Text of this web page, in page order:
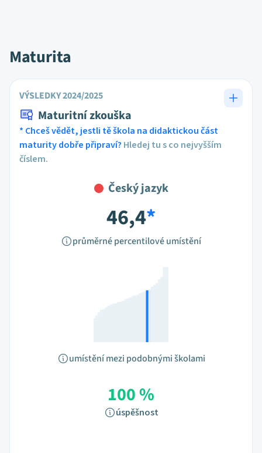
Maturita
VÝSLEDKY 2024/2025
Maturitní zkouška
* Chceš vědět, jestli tě škola na didaktickou část
maturity dobře připraví? Hledej tu s co nejvyšším
číslem.
Český jazyk
46,4*
průměrné percentilové umístění
umístění mezi podobnými školami
100 %
úspěšnost